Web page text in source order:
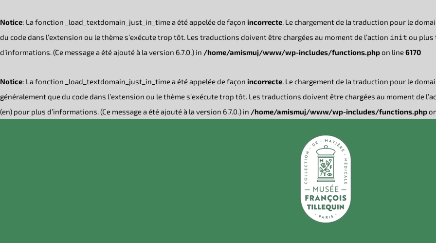
Notice: La fonction _load_textdomain_just_in_time a été appelée de façon incorrecte. Le chargement de la traduction pour le
du code dans l’extension ou le thème s’exécute trop tôt. Les traductions doivent être chargées au moment de l’action init ou plus
d’informations. (Ce message a été ajouté à la version 6.7.0.) in /home/amismuj/www/wp-includes/functions.phpon line6170
Notice: La fonction _load_textdomain_just_in_time a été appelée de façon incorrecte. Le chargement de la traduction pour le
généralement que du code dans l’extension ou le thème s’exécute trop tôt. Les traductions doivent être chargées au moment de
(en) pour plus d’informations. (Ce message a été ajouté à la version 6.7.0.) in /home/amismuj/www/wp-includes/functions.php